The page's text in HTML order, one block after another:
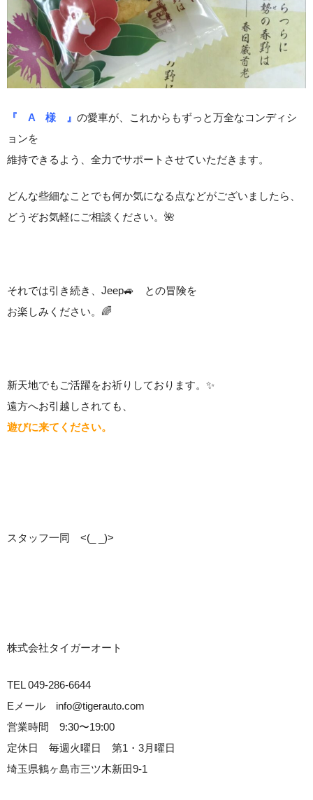
『 A 様 』 の愛車が、これからもずっと万全なコンディシ
ョンを
維持できるよう、全力でサポートさせていただきます。
どんな些細なことでも何か気になる点などがございましたら、
どうぞお気軽にご相談ください。🌺
それでは引き続き、Jeep🚙 との冒険を
お楽しみください。🌈
新天地でもご活躍をお祈りしております。✨
遠方へお引越しされても、
遊びに来てください。
スタッフ一同 <(_ _)>
株式会社タイガーオート
TEL 049-286-6644
Eメール info@tigerauto.com
営業時間 9:30〜19:00
定休日 毎週火曜日 第1・3月曜日
埼玉県鶴ヶ島市三ツ木新田9-1